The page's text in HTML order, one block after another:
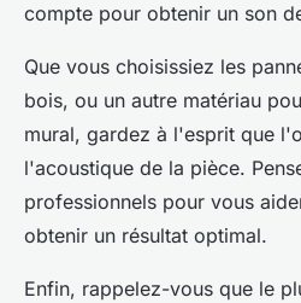
compte pour obtenir un son
Que vous choisissiez les
bois, ou un autre matériau
mural, gardez à l'esprit que
l'acoustique de la pièce.
professionnels pour vous
obtenir un résultat optimal.
Enfin, rappelez-vous que le